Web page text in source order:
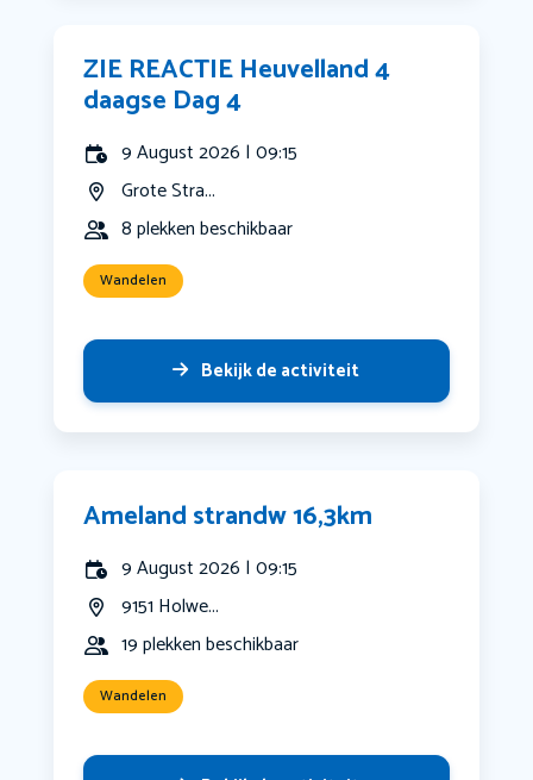
ZIE REACTIE Heuvelland 4
daagse Dag 4
9 August 2026 | 09:15
Grote Stra...
8 plekken beschikbaar
Wandelen
Bekijk de activiteit
Ameland strandw 16,3km
9 August 2026 | 09:15
9151 Holwe...
19 plekken beschikbaar
Wandelen